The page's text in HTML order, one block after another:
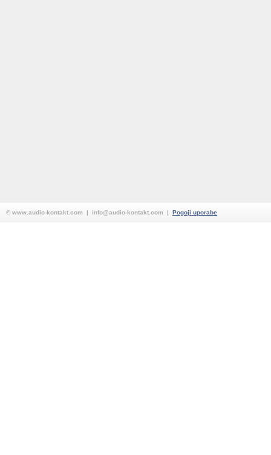
© www.audio-kontakt.com | info@audio-kontakt.com | Pogoji uporabe